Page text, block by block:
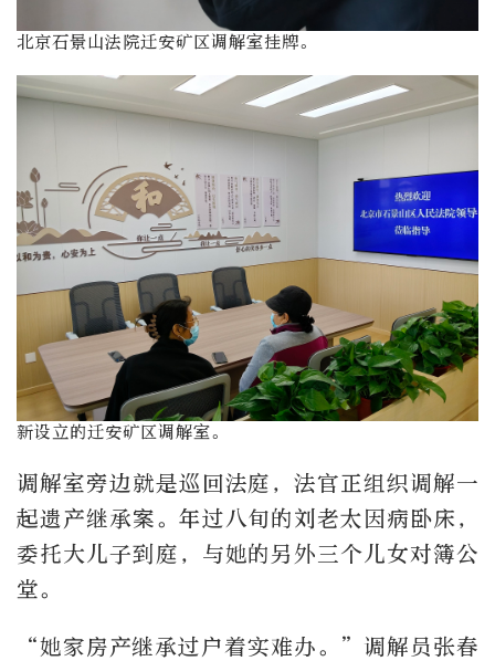
北京石景山法院迁安矿区调解室挂牌。
新设立的迁安矿区调解室。
调解室旁边就是巡回法庭，法官正组织调解一
起遗产继承案。年过八旬的刘老太因病卧床，
委托大儿子到庭，与她的另外三个儿女对簿公
堂。
“她家房产继承过户着实难办。”调解员张春